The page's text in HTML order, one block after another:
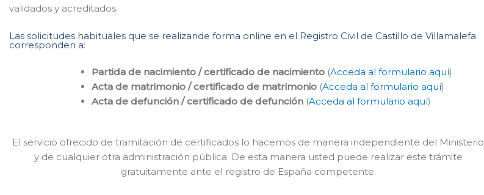
validados y acreditados.
Las solicitudes habituales que se realizande forma online en el Registro Civil de Castillo de Villamalefa
corresponden a:
Partida de nacimiento / certificado de nacimiento (Acceda al formulario aquí)
Acta de matrimonio / certificado de matrimonio (Acceda al formulario aquí)
Acta de defunción / certificado de defunción (Acceda al formulario aquí)
El servicio ofrecido de tramitación de certificados lo hacemos de manera independiente del Ministerio
y de cualquier otra administración pública. De esta manera usted puede realizar este trámite
gratuitamente ante el registro de España competente.